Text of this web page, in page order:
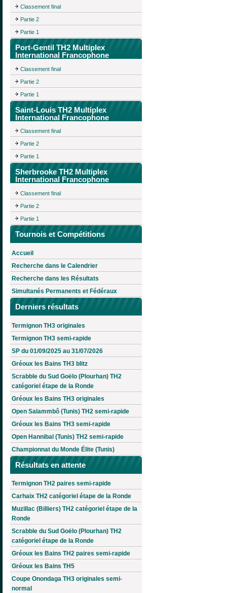
Classement final
Partie 2
Partie 1
Port-Gentil TH2 Multiplex
International Francophone
Classement final
Partie 2
Partie 1
Saint-Louis TH2 Multiplex
International Francophone
Classement final
Partie 2
Partie 1
Sherbrooke TH2 Multiplex
International Francophone
Classement final
Partie 2
Partie 1
Tournois et Compétitions
Accueil
Recherche dans le Calendrier
Recherche dans les Résultats
Simultanés Permanents et Fédéraux
Derniers résultats
Termignon TH3 originales
Termignon TH3 semi-rapide
SP du 01/09/2025 au 31/07/2026
Gréoux les Bains TH3 blitz
Scrabble du Sud Goëlo (Plourhan) TH2
catégoriel étape de la Ronde
Gréoux les Bains TH3 originales
Open Salammbô (Tunis) TH2 semi-rapide
Gréoux les Bains TH3 semi-rapide
Open Hannibal (Tunis) TH2 semi-rapide
Championnat du Monde Élite (Tunis)
Résultats en attente
Termignon TH2 paires semi-rapide
Carhaix TH2 catégoriel étape de la Ronde
Muzillac (Billiers) TH2 catégoriel étape de la
Ronde
Scrabble du Sud Goëlo (Plourhan) TH2
catégoriel étape de la Ronde
Gréoux les Bains TH2 paires semi-rapide
Gréoux les Bains TH5
Coupe Onondaga TH3 originales semi-
normal